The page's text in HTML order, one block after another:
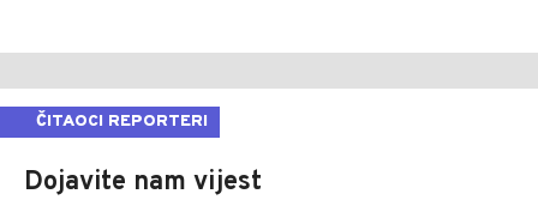
ČITAOCI REPORTERI
Dojavite nam vijest